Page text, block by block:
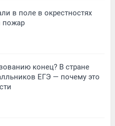
в поле в окрестностях
пожар
конец? В стране
ЕГЭ — почему это